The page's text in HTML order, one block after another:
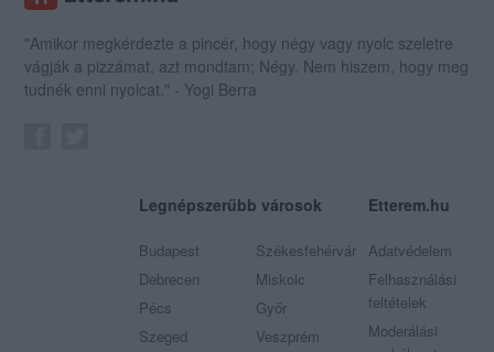
"Amikor megkérdezte a pincér, hogy négy vagy nyolc szeletre
vágják a pizzámat, azt mondtam; Négy. Nem hiszem, hogy meg
tudnék enni nyolcat." - Yogi Berra
Legnépszerűbb városok
Budapest
Debrecen
Pécs
Szeged
Székesfehérvár
Miskolc
Győr
Veszprém
Etterem.hu
Adatvédelem
Felhasználási
feltételek
Moderálási